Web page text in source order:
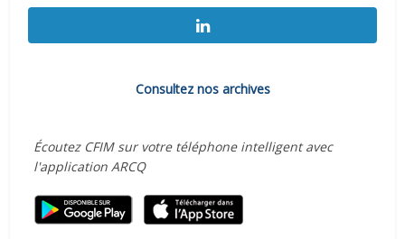
Consultez nos archives
Écoutez CFIM sur votre téléphone intelligent avec
l'application ARCQ